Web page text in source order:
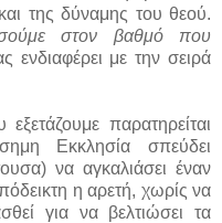
της δύναμης του θεού.
στον βαθμό που
ενδιαφέρει με την σειρά
παρατηρείται
Εκκλησία σπεύδει
να αγκαλιάσει έναν
η αρετή, χωρίς να
για να βελτιώσει τα